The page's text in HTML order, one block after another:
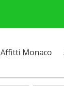
Affitti Monaco